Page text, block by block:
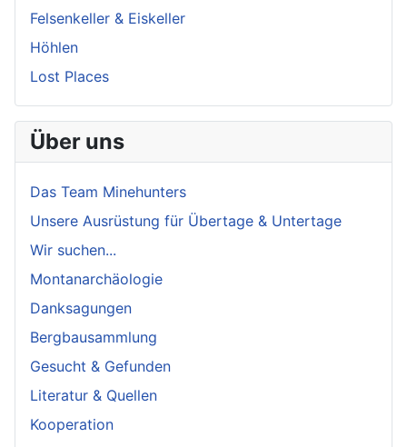
Felsenkeller & Eiskeller
Höhlen
Lost Places
Über uns
Das Team Minehunters
Unsere Ausrüstung für Übertage & Untertage
Wir suchen...
Montanarchäologie
Danksagungen
Bergbausammlung
Gesucht & Gefunden
Literatur & Quellen
Kooperation